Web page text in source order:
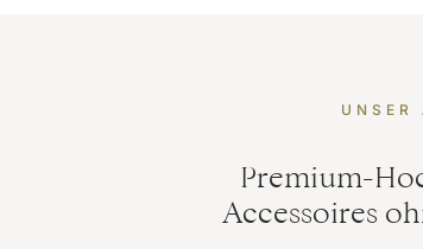
UNSER
Premium-
Accessoires